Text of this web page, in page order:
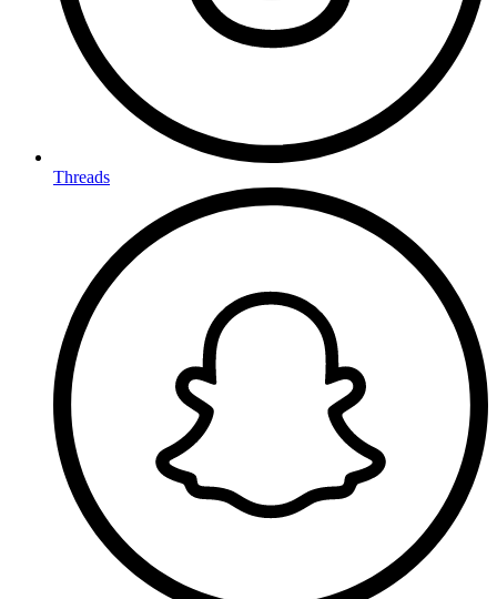
Threads